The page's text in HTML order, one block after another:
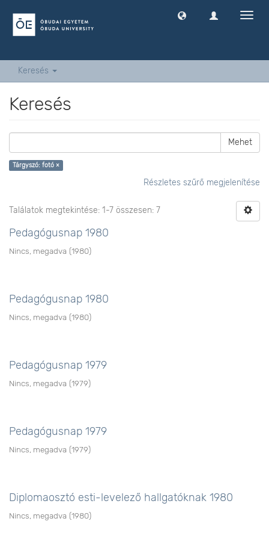
Keresés
Keresés
Mehet
Tárgyszó: fotó ×
Részletes szűrő megjelenítése
Találatok megtekintése: 1-7 összesen: 7
Pedagógusnap 1980
Nincs, megadva (1980)
Pedagógusnap 1980
Nincs, megadva (1980)
Pedagógusnap 1979
Nincs, megadva (1979)
Pedagógusnap 1979
Nincs, megadva (1979)
Diplomaosztó esti-levelező hallgatóknak 1980
Nincs, megadva (1980)